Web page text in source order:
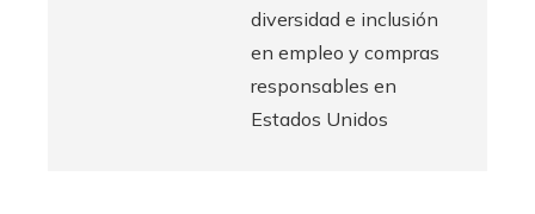
diversidad e inclusión
en empleo y compras
responsables en
Estados Unidos